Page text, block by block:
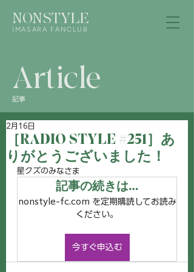
NONSTYLE
IMASARA FANCLUB
Article
記事
［RADIO STYLE #251］あ
りがとうございました！
2月16日
星クズのみなさま
記事の続きは…
nonstyle-fc.com を定期購読してお読み
ください。
今すぐ申込む